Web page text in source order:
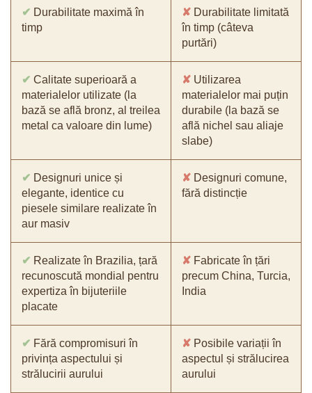
✔ Durabilitate maximă în
timp
✘ Durabilitate limitată
în timp (câteva
purtări)
✔ Calitate superioară a
materialelor utilizate (la
bază se află bronz, al treilea
metal ca valoare din lume)
✘ Utilizarea
materialelor mai puțin
durabile (la bază se
află nichel sau aliaje
slabe)
✔ Designuri unice și
elegante, identice cu
piesele similare realizate în
aur masiv
✘ Designuri comune,
fără distincție
✔ Realizate în Brazilia, țară
recunoscută mondial pentru
expertiza în bijuteriile
placate
✘ Fabricate în țări
precum China, Turcia,
India
✔ Fără compromisuri în
privința aspectului și
strălucirii aurului
✘ Posibile variații în
aspectul și strălucirea
aurului